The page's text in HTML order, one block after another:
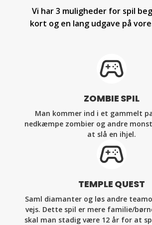
Vi har 3 muligheder for spil
kort og en lang udgave på
ZOMBIE SPIL
Man kommer ind i et gammelt
nedkæmpe zombier og andre
at slå en ihjel.
TEMPLE QUEST
Saml diamanter og løs andre
vejs. Dette spil er mere familie/
skal man stadig være 12 år for at